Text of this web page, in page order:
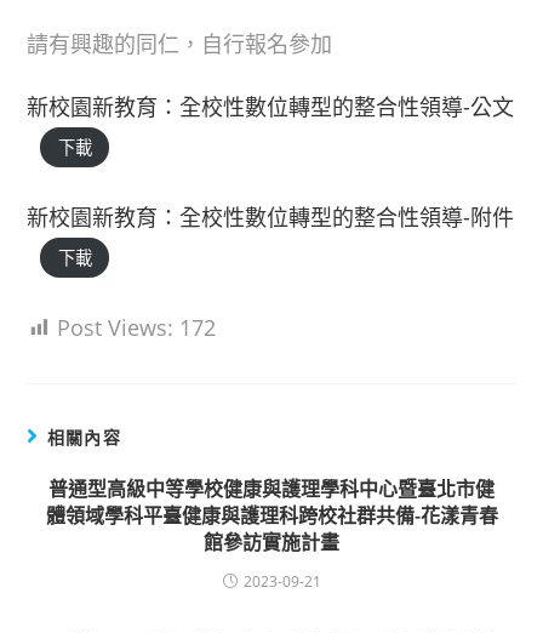
請有興趣的同仁，自行報名參加
新校園新教育：全校性數位轉型的整合性領導-公文
下載
新校園新教育：全校性數位轉型的整合性領導-附件
下載
Post Views: 172
相關內容
普通型高級中等學校健康與護理學科中心暨臺北市健
體領域學科平臺健康與護理科跨校社群共備-花漾青春
館參訪實施計畫
2023-09-21